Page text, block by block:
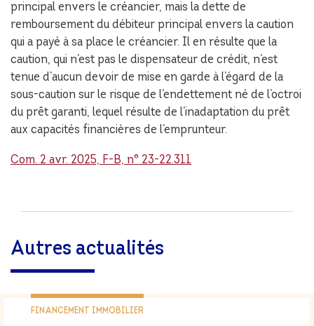
principal envers le créancier, mais la dette de
remboursement du débiteur principal envers la caution
qui a payé à sa place le créancier. Il en résulte que la
caution, qui n’est pas le dispensateur de crédit, n’est
tenue d’aucun devoir de mise en garde à l’égard de la
sous-caution sur le risque de l’endettement né de l’octroi
du prêt garanti, lequel résulte de l’inadaptation du prêt
aux capacités financières de l’emprunteur.
Com. 2 avr. 2025, F-B, n° 23-22.311
Autres actualités
FINANCEMENT IMMOBILIER